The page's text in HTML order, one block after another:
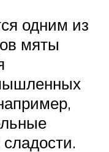
одним из
мяты